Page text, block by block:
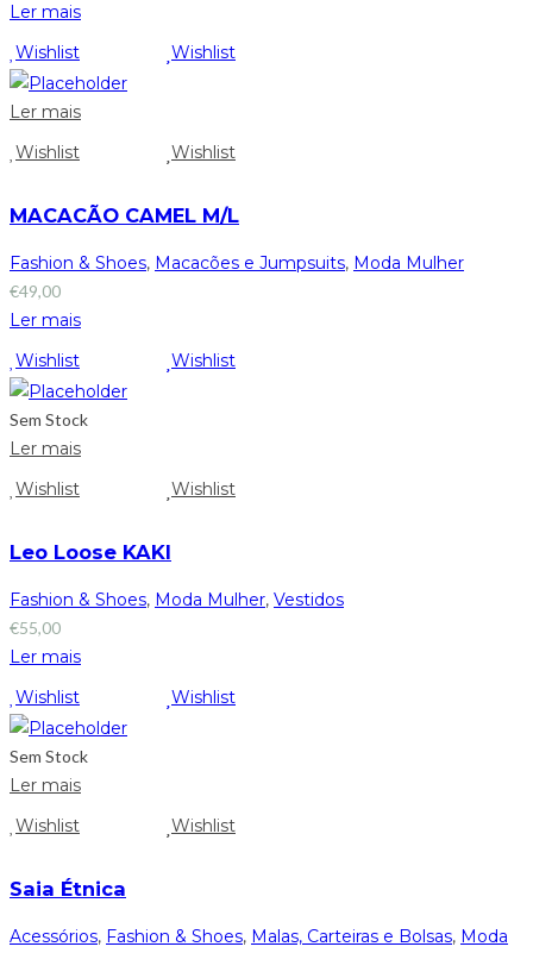
Ler mais
Wishlist
Wishlist
Ler mais
Wishlist
Wishlist
MACACÃO CAMEL M/L
Fashion & Shoes, Macacões e Jumpsuits, Moda Mulher
€49,00
Ler mais
Wishlist
Wishlist
Sem Stock
Ler mais
Wishlist
Wishlist
Leo Loose KAKI
Fashion & Shoes, Moda Mulher, Vestidos
€55,00
Ler mais
Wishlist
Wishlist
Sem Stock
Ler mais
Wishlist
Wishlist
Saia Étnica
Acessórios, Fashion & Shoes, Malas, Carteiras e Bolsas, Moda